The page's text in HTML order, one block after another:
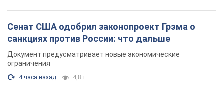
Сенат США одобрил законопроект Грэма о
санкциях против России: что дальше
Документ предусматривает новые экономические
ограничения
4 часа назад 4,8 т.